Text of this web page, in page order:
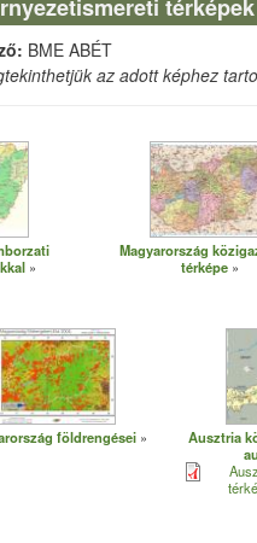
térképek
BME ABÉT
az adott képhez
Magyarország
térképe
földrengései
Ausztria